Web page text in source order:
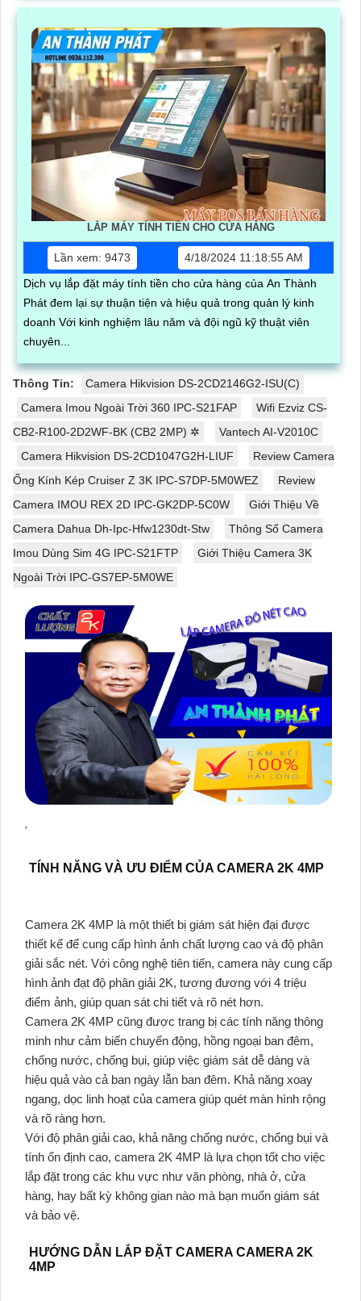
LẮP MÁY TÍNH TIỀN CHO CỬA HÀNG
Lần xem: 9473
4/18/2024 11:18:55 AM
Dịch vụ lắp đặt máy tính tiền cho cửa hàng của An Thành
Phát đem lại sự thuận tiện và hiệu quả trong quản lý kinh
doanh Với kinh nghiệm lâu năm và đội ngũ kỹ thuật viên
chuyên...
Thông Tin:
Camera Hikvision DS-2CD2146G2-ISU(C)
Camera Imou Ngoài Trời 360 IPC-S21FAP
Wifi Ezviz CS-
CB2-R100-2D2WF-BK (CB2 2MP) ✲
Vantech AI-V2010C
Camera Hikvision DS-2CD1047G2H-LIUF
Review Camera
Ống Kính Kép Cruiser Z 3K IPC-S7DP-5M0WEZ
Review
Camera IMOU REX 2D IPC-GK2DP-5C0W
Giới Thiệu Về
Camera Dahua Dh-Ipc-Hfw1230dt-Stw
Thông Số Camera
Imou Dùng Sim 4G IPC-S21FTP
Giới Thiệu Camera 3K
Ngoài Trời IPC-GS7EP-5M0WE
'
TÍNH NĂNG VÀ ƯU ĐIỂM CỦA CAMERA 2K 4MP
Camera 2K 4MP là một thiết bị giám sát hiện đại được
thiết kế để cung cấp hình ảnh chất lượng cao và độ phân
giải sắc nét. Với công nghệ tiên tiến, camera này cung cấp
hình ảnh đạt độ phân giải 2K, tương đương với 4 triệu
điểm ảnh, giúp quan sát chi tiết và rõ nét hơn.
Camera 2K 4MP cũng được trang bị các tính năng thông
minh như cảm biến chuyển động, hồng ngoại ban đêm,
chống nước, chống bụi, giúp việc giám sát dễ dàng và
hiệu quả vào cả ban ngày lẫn ban đêm. Khả năng xoay
ngang, dọc linh hoạt của camera giúp quét màn hình rộng
và rõ ràng hơn.
Với độ phân giải cao, khả năng chống nước, chống bụi và
tính ổn định cao, camera 2K 4MP là lựa chọn tốt cho việc
lắp đặt trong các khu vực như văn phòng, nhà ở, cửa
hàng, hay bất kỳ không gian nào mà bạn muốn giám sát
và bảo vệ.
HƯỚNG DẪN LẮP ĐẶT CAMERA CAMERA 2K
4MP